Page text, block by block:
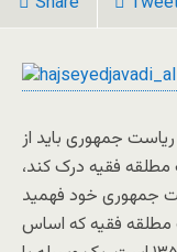
ریاست جمهوری باید از
فقیه درک کند،
جمهوری خود فهمید
مطلقه فقیه که اساس